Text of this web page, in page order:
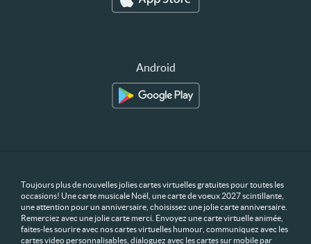
Android
Toujours plus de nouvelles jolies cartes virtuelles gratuites pour toutes les
occasions! Une carte musicale Noël, une carte de voeux 2027 scintillante,
une attention pour un anniversaire, choisissez une jolie carte anniversaire.
Remerciez avec une jolie carte merci. Envoyez une carte virtuelle animée,
faites-les sourire avec nos cartes virtuelles humour, communiquez avec les
cartes video personnalisables, dialoguez avec les cartes sur mobile par